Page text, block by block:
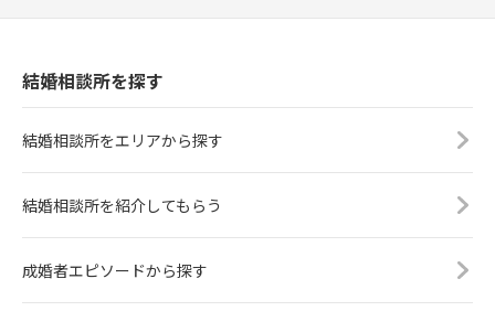
結婚相談所を探す
結婚相談所をエリアから探す
結婚相談所を紹介してもらう
成婚者エピソードから探す